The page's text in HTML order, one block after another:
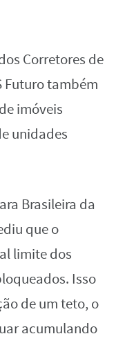
Corretores de
Futuro também
imóveis
unidades
Brasileira da
que o
limite dos
Isso
de um teto, o
acumulando